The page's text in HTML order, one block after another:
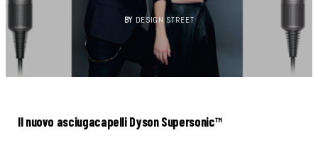
BY DESIGN STREET
Il nuovo asciugacapelli Dyson Supersonic™